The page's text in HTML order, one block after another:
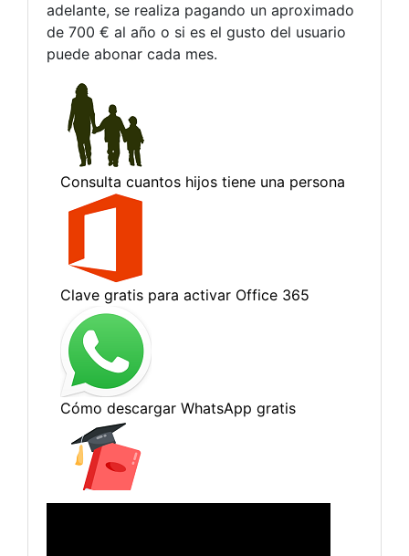
adelante, se realiza pagando un aproximado
de 700 € al año o si es el gusto del usuario
puede abonar cada mes.